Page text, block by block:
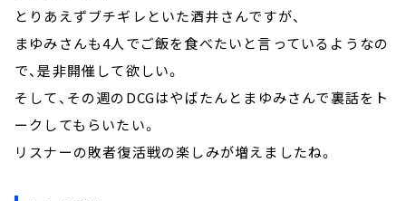
とりあえずブチギレといた酒井さんですが、
まゆみさんも4人でご飯を食べたいと言っているようなの
で、是非開催して欲しい。
そして、その週のDCGはやばたんとまゆみさんで裏話をト
ークしてもらいたい。
リスナーの敗者復活戦の楽しみが増えましたね。